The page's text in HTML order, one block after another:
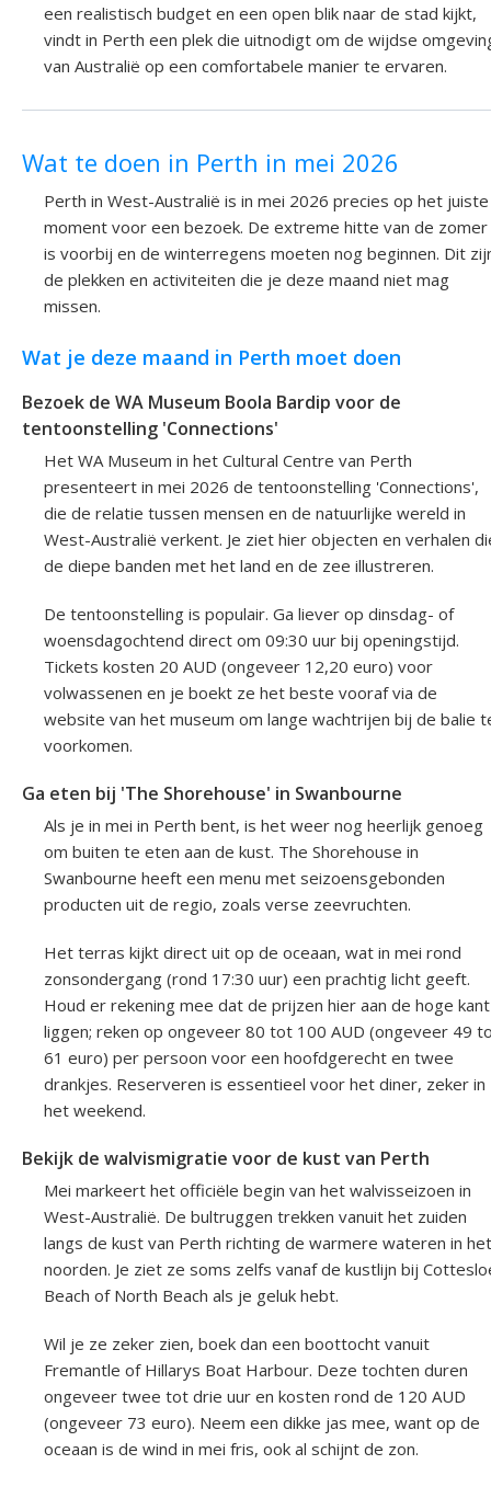
een realistisch budget en een open blik naar de stad kijkt,
vindt in Perth een plek die uitnodigt om de wijdse
van Australië op een comfortabele manier te ervaren.
Wat te doen in Perth in mei 2026
Perth in West-Australië is in mei 2026 precies op het juiste
moment voor een bezoek. De extreme hitte van de zomer
is voorbij en de winterregens moeten nog beginnen. Dit
de plekken en activiteiten die je deze maand niet mag
missen.
Wat je deze maand in Perth moet doen
Bezoek de WA Museum Boola Bardip voor de
tentoonstelling 'Connections'
Het WA Museum in het Cultural Centre van Perth
presenteert in mei 2026 de tentoonstelling 'Connections',
die de relatie tussen mensen en de natuurlijke wereld in
West-Australië verkent. Je ziet hier objecten en verhalen
de diepe banden met het land en de zee illustreren.
De tentoonstelling is populair. Ga liever op dinsdag- of
woensdagochtend direct om 09:30 uur bij openingstijd.
Tickets kosten 20 AUD (ongeveer 12,20 euro) voor
volwassenen en je boekt ze het beste vooraf via de
website van het museum om lange wachtrijen bij de balie
voorkomen.
Ga eten bij 'The Shorehouse' in Swanbourne
Als je in mei in Perth bent, is het weer nog heerlijk genoeg
om buiten te eten aan de kust. The Shorehouse in
Swanbourne heeft een menu met seizoensgebonden
producten uit de regio, zoals verse zeevruchten.
Het terras kijkt direct uit op de oceaan, wat in mei rond
zonsondergang (rond 17:30 uur) een prachtig licht geeft.
Houd er rekening mee dat de prijzen hier aan de hoge kant
liggen; reken op ongeveer 80 tot 100 AUD (ongeveer 49
61 euro) per persoon voor een hoofdgerecht en twee
drankjes. Reserveren is essentieel voor het diner, zeker in
het weekend.
Bekijk de walvismigratie voor de kust van Perth
Mei markeert het officiële begin van het walvisseizoen in
West-Australië. De bultruggen trekken vanuit het zuiden
langs de kust van Perth richting de warmere wateren in het
noorden. Je ziet ze soms zelfs vanaf de kustlijn bij
Beach of North Beach als je geluk hebt.
Wil je ze zeker zien, boek dan een boottocht vanuit
Fremantle of Hillarys Boat Harbour. Deze tochten duren
ongeveer twee tot drie uur en kosten rond de 120 AUD
(ongeveer 73 euro). Neem een dikke jas mee, want op de
oceaan is de wind in mei fris, ook al schijnt de zon.